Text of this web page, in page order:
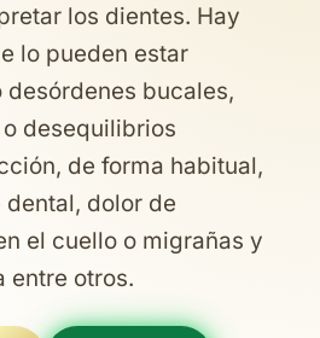
los dientes. Hay
lo pueden estar
bucales,
desequilibrios
de forma habitual,
dolor de
el cuello o migrañas y
entre otros.